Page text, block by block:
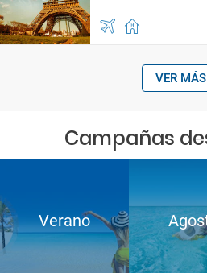
VER MÁS
Campañas
Verano